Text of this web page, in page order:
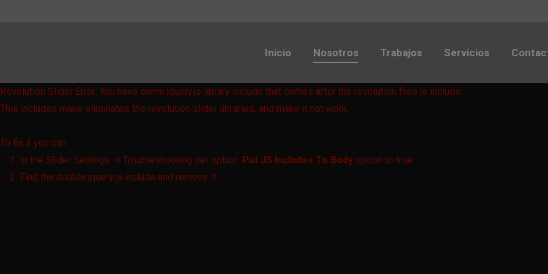
Inicio Nosotros Trabajos Servicios
Revolution Slider Error: You have some jquery.js library include that comes after the revolution files js include.
This includes make eliminates the revolution slider libraries, and make it not work.
To fix it you can:
1. In the Slider Settings -> Troubleshooting set option: Put JS Includes To Body option to true.
2. Find the double jquery.js include and remove it.